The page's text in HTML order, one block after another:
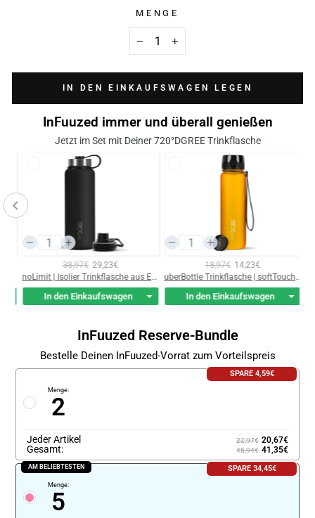
MENGE
+
IN DEN EINKAUFSWAGEN LEGEN
InFuuzed immer und überall genießen
Jetzt im Set mit Deiner 720°DGREE Trinkflasche
38,97€ 29,23€
noLimit | Isolier Trinkflasche aus Edelstahl inkl. Sportdeckel
In den Einkaufswagen
18,97€ 14,23€
uberBottle Trinkflasche | softTouch Sieb
In den Einkaufswagen
InFuuzed Reserve-Bundle
Bestelle Deinen InFuuzed-Vorrat zum Vorteilspreis
SPARE 4,59€
Menge:
2
Jeder Artikel 22,97€ 20,67€
Gesamt: 45,94€ 41,35€
AM BELIEBTESTEN SPARE 34,45€
Menge:
5